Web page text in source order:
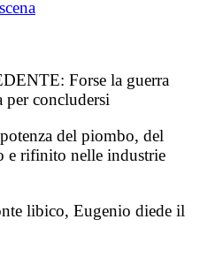
Forse la guerra
per concludersi
del piombo, del
e rifinito nelle industrie
libico, Eugenio diede il